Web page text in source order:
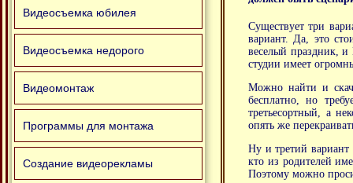
Существует три
вариант. Да, это
веселый праздник,
студии имеет
Можно найти и
бесплатно, но
третьесортный, а
опять же
Ну и третий
кто из родителей
Поэтому можно
Видеосъемка юбилея
Видеосъемка недорого
Видеомонтаж
Программы для монтажа
Создание видеорекламы